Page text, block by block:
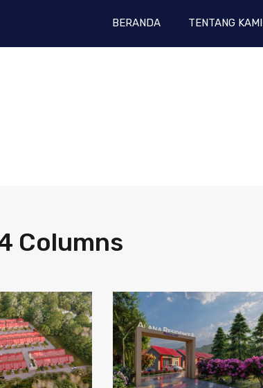
BERANDA TENTANG KAMI
Columns